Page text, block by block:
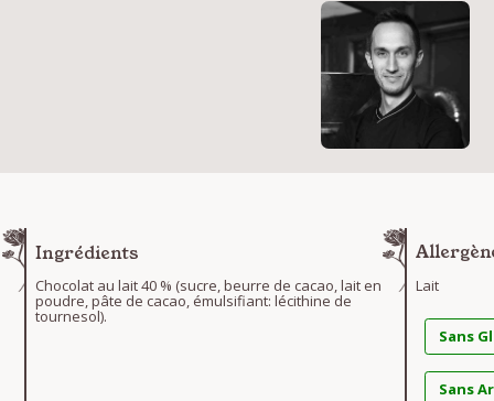
Ingrédients
Chocolat au lait 40 % (sucre, beurre de cacao, lait en
poudre, pâte de cacao, émulsifiant: lécithine de
tournesol).
Lait
Sans
Sans